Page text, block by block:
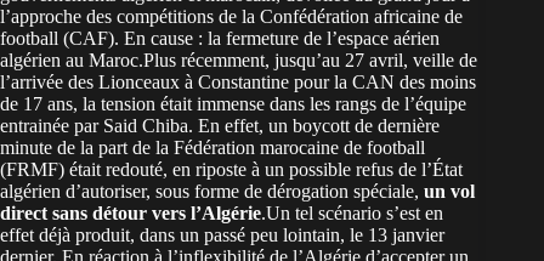
l’approche des compétitions de la Confédération africaine de
football (CAF). En cause : la fermeture de l’espace aérien
algérien au Maroc.Plus récemment, jusqu’au 27 avril, veille de
l’arrivée des Lionceaux à Constantine pour la CAN des moins
de 17 ans, la tension était immense dans les rangs de l’équipe
entrainée par Said Chiba. En effet, un boycott de dernière
minute de la part de la Fédération marocaine de football
(FRMF) était redouté, en riposte à un possible refus de l’État
algérien d’autoriser, sous forme de dérogation spéciale, un vol
direct sans détour vers l’Algérie.Un tel scénario s’est en
effet déjà produit, dans un passé peu lointain, le 13 janvier
dernier. En réaction à l’inflexibilité de l’Algérie d’accepter un